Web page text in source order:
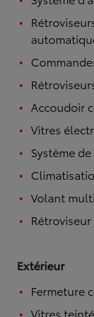
Accoudoir
Vitres
Système
Volant
Extérieur
Fermeture
Vitres